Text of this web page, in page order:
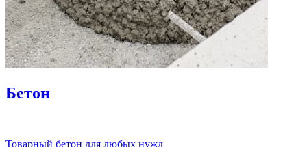
Бетон
Товарный бетон для любых нужд